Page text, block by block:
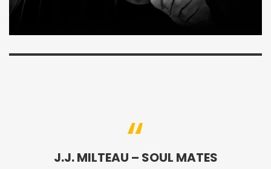
J.J. MILTEAU – SOUL MATES